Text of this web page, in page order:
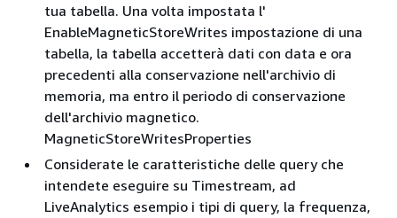
tua tabella. Una volta impostata l'
EnableMagneticStoreWrites impostazione di una
tabella, la tabella accetterà dati con data e ora
precedenti alla conservazione nell'archivio di
memoria, ma entro il periodo di conservazione
dell'archivio magnetico.
MagneticStoreWritesProperties
Considerate le caratteristiche delle query che
intendete eseguire su Timestream, ad
LiveAnalytics esempio i tipi di query, la frequenza,